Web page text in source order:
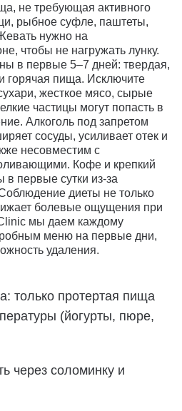
не требующая активного
рыбное суфле, паштеты,
нужно на
чтобы не нагружать лунку.
в первые 5–7 дней: твердая,
горячая пища. Исключите
жесткое мясо, сырые
частицы могут попасть в
Алкоголь под запретом
сосуды, усиливает отек и
несовместим с
Кофе и крепкий
в первые сутки из-за
диеты не только
болевые ощущения при
мы даем каждому
меню на первые дни,
удаления.
только протертая пища
(йогурты, пюре,
через соломинку и